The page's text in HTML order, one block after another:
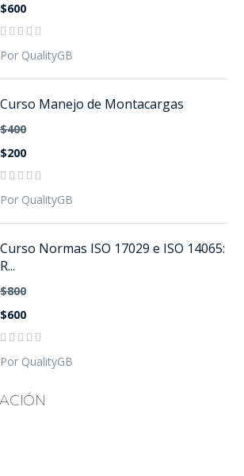
$600
Por QualityGB
Curso Manejo de Montacargas
$400
$200
Por QualityGB
Curso Normas ISO 17029 e ISO 14065:
R...
$800
$600
Por QualityGB